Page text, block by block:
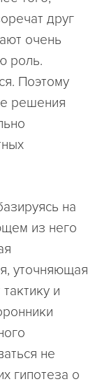
друг
очень
роль.
Поэтому
решения
на
из него
уточняющая
и
не
гипотеза о